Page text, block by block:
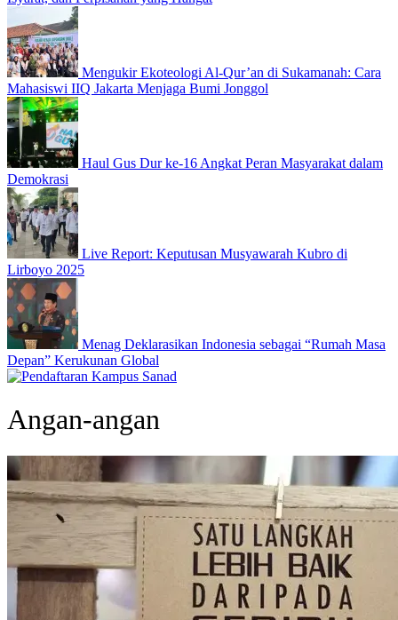
Mengukir Ekoteologi Al-Qur’an di Sukamanah: Cara
Mahasiswi IIQ Jakarta Menjaga Bumi Jonggol
Haul Gus Dur ke-16 Angkat Peran Masyarakat dalam
Demokrasi
Live Report: Keputusan Musyawarah Kubro di
Lirboyo 2025
Menag Deklarasikan Indonesia sebagai “Rumah Masa
Depan” Kerukunan Global
Angan-angan